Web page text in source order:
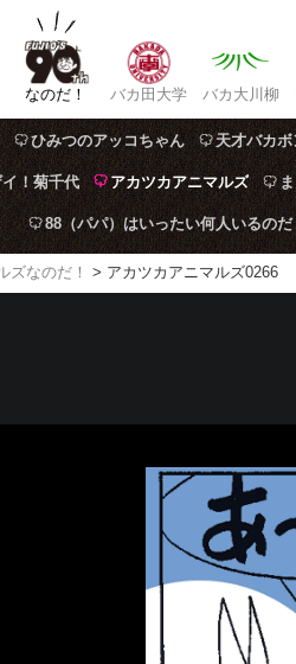
なのだ！ バカ田大学 バカ大川柳
ひみつのアッコちゃん 天才バカボ
！菊千代 アカツカアニマルズ
88（パパ）はいったい何人いるのだ
ズなのだ！ > アカツカアニマルズ0266